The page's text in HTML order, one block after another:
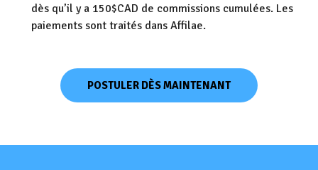
dès qu’il y a 150$CAD de commissions cumulées. Les
paiements sont traités dans Affilae.
POSTULER DÈS MAINTENANT